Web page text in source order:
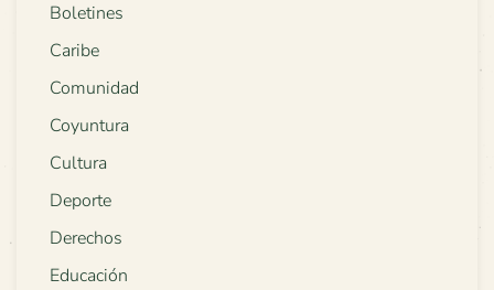
Boletines
Caribe
Comunidad
Coyuntura
Cultura
Deporte
Derechos
Educación